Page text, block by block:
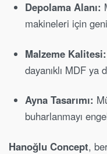
Depolama Alanı:
makineleri için
Malzeme Kalitesi:
dayanıklı MDF
Ayna Tasarımı:
buharlanmayı
Hanoğlu Concept,